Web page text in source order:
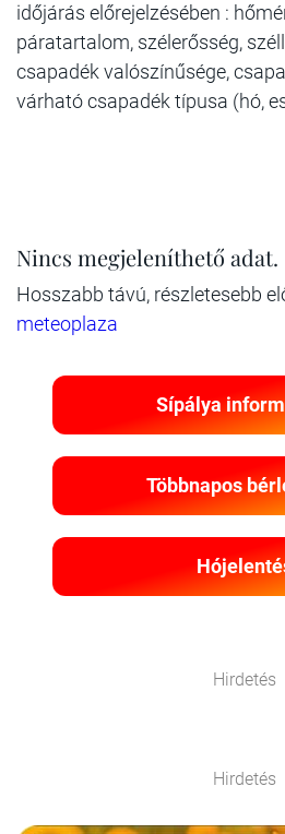
időjárás előrejelzésében :
páratartalom, szélerősség,
csapadék valószínűsége,
várható csapadék típusa (hó,
Nincs megjeleníthető adat.
Hosszabb távú, részletesebb
meteoplaza
Sípálya
Többnapos
Hirdetés
Hirdetés